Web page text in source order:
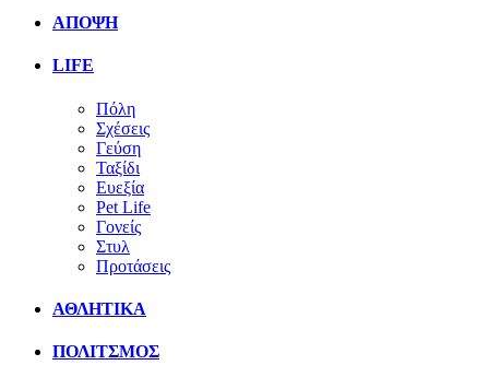
ΑΠΟΨΗ
LIFE
Πόλη
Σχέσεις
Γεύση
Ταξίδι
Ευεξία
Pet Life
Γονείς
Στυλ
Προτάσεις
ΑΘΛΗΤΙΚΑ
ΠΟΛΙΤΣΜΟΣ